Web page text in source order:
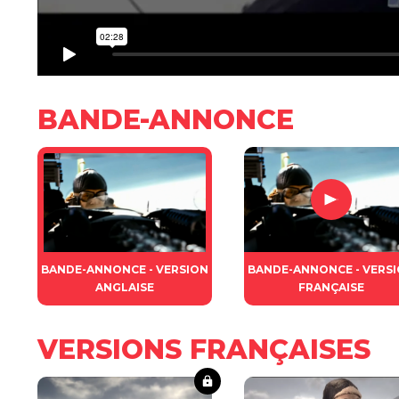
BANDE-ANNONCE
BANDE-ANNONCE - VERSION
ANGLAISE
BANDE-ANNONCE -
FRANÇAISE
VERSIONS FRANÇAISES